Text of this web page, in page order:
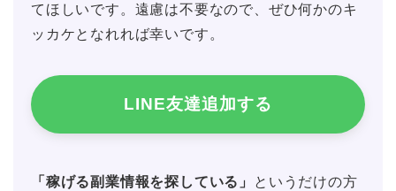
てほしいです。遠慮は不要なので、ぜひ何かのキ
ッカケとなれれば幸いです。
LINE友達追加する
「稼げる副業情報を探している」
というだけの方